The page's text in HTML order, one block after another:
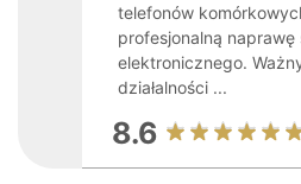
telefonów
profesjonalną naprawę
elektronicznego.
działalności ...
8.6